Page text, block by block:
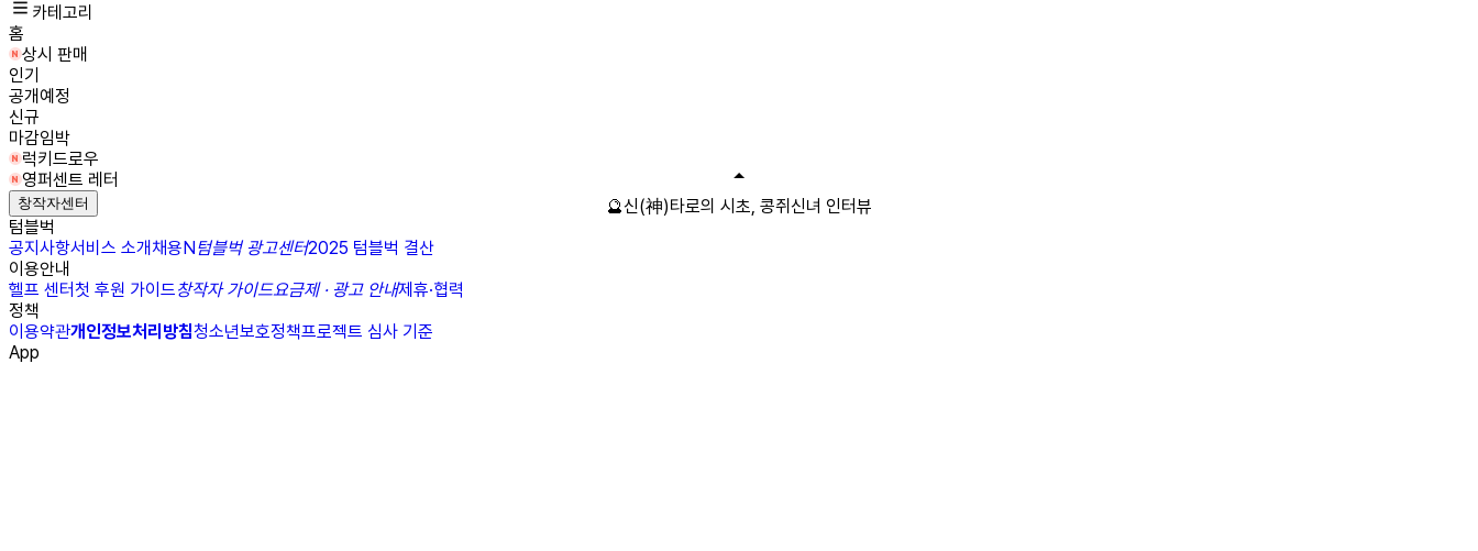
카테고리
홈
상시 판매
인기
공개예정
신규
마감임박
럭키드로우
영퍼센트 레터
창작자센터
텀블벅
공지사항서비스 소개채용N텀블벅 광고센터2025 텀블벅 결산
이용안내
헬프 센터첫 후원 가이드창작자 가이드요금제 · 광고 안내제휴·협력
정책
이용약관개인정보처리방침청소년보호정책프로젝트 심사 기준
App
🔮신(神)타로의 시초, 콩쥐신녀 인터뷰